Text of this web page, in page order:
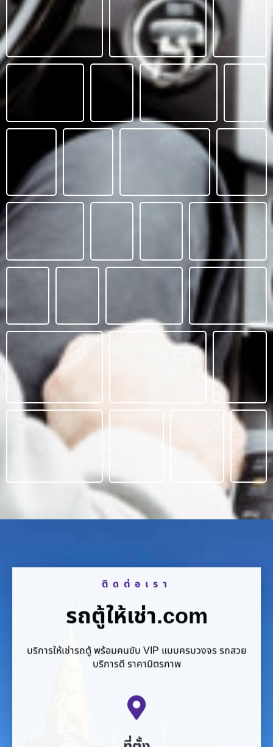
ติดต่อเรา
รถตู้ให้เช่า.com
บริการให้เช่ารถตู้ พร้อมคนขับ VIP แบบครบวงจร รถสวย
บริการดี ราคามิตรภาพ
ที่ตั้ง